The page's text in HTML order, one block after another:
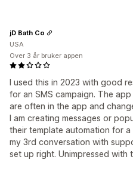
I used this in 2023 with good
for an SMS campaign. The
are often in the app and
I am creating messages or
their template automation for
my 3rd conversation with
set up right. Unimpressed with
jD Bath Co
USA
Over 3 år bruker appen